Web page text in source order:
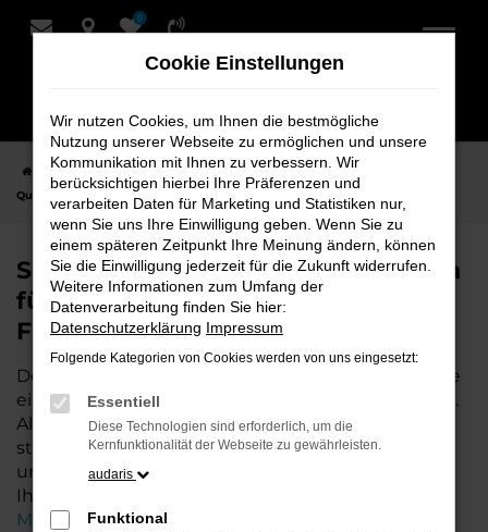
Zum
0
Startseite Weyhe
Seat Fahrzeuge bei Schmidt + Koch für Weyhe –
Qualität, Service und Fahrspaß
Seat Fahrzeuge bei Schmidt + Koch
für Weyhe – Qualität, Service und
Fahrspaß
Der Seat ist die perfekte Wahl für alle in Weyhe, die
ein zuverlässiges und modernes Fahrzeug suchen.
Als Ihr Seat Autohaus in der Nähe von Weyhe
stehen wir mit unserem umfangreichen Angebot
und erstklassigem Service zur Seite. Wir bieten
Ihnen nicht nur eine breite Auswahl an Seat
Modellen, sondern auch individuelle Beratung, die
Cookie Einstellungen
Wir nutzen Cookies, um Ihnen die bestmögliche
Nutzung unserer Webseite zu ermöglichen und unsere
Kommunikation mit Ihnen zu verbessern. Wir
berücksichtigen hierbei Ihre Präferenzen und
verarbeiten Daten für Marketing und Statistiken nur,
wenn Sie uns Ihre Einwilligung geben. Wenn Sie zu
einem späteren Zeitpunkt Ihre Meinung ändern, können
Sie die Einwilligung jederzeit für die Zukunft widerrufen.
Weitere Informationen zum Umfang der
Datenverarbeitung finden Sie hier:
Datenschutzerklärung Impressum
Folgende Kategorien von Cookies werden von uns eingesetzt:
Essentiell
Diese Technologien sind erforderlich, um die
Kernfunktionalität der Webseite zu gewährleisten.
audaris
Funktional